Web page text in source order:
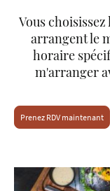
Vous
arrangent le
horaire
m'arranger
Prenez RDV maintenant